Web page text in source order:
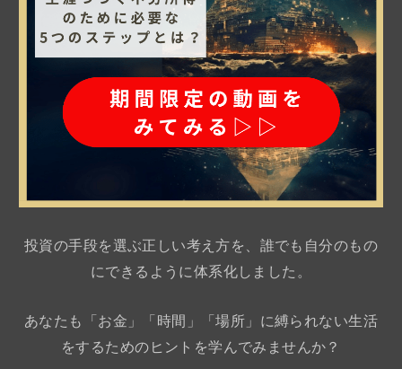
投資の手段を選ぶ正しい考え方を、誰でも自分のもの
にできるように体系化しました。
あなたも「お金」「時間」「場所」に縛られない生活
をするためのヒントを学んでみませんか？